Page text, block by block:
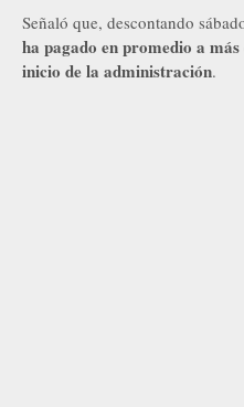
Señaló que, descontando
ha pagado en promedio a
inicio de la administración.